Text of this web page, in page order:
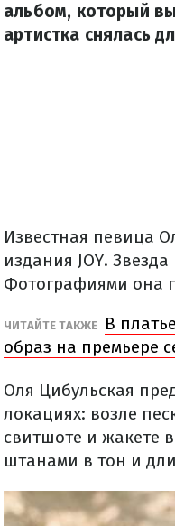
альбом, который
артистка снялась
Известная певица
издания JOY.
Фотографиями она
ЧИТАЙТЕ ТАКЖЕ
В
образ на премьере
Оля Цибульская
локациях: возле
свитшоте и жакете
штанами в тон и